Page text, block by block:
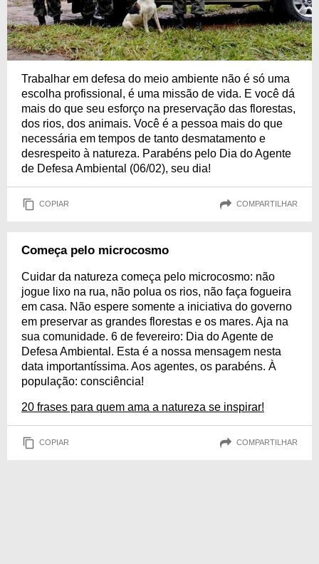
Trabalhar em defesa do meio ambiente não é só uma
escolha profissional, é uma missão de vida. E você dá
mais do que seu esforço na preservação das florestas,
dos rios, dos animais. Você é a pessoa mais do que
necessária em tempos de tanto desmatamento e
desrespeito à natureza. Parabéns pelo Dia do Agente
de Defesa Ambiental (06/02), seu dia!
COPIAR COMPARTILHAR
Começa pelo microcosmo
Cuidar da natureza começa pelo microcosmo: não
jogue lixo na rua, não polua os rios, não faça fogueira
em casa. Não espere somente a iniciativa do governo
em preservar as grandes florestas e os mares. Aja na
sua comunidade. 6 de fevereiro: Dia do Agente de
Defesa Ambiental. Esta é a nossa mensagem nesta
data importantíssima. Aos agentes, os parabéns. À
população: consciência!
20 frases para quem ama a natureza se inspirar!
COPIAR COMPARTILHAR